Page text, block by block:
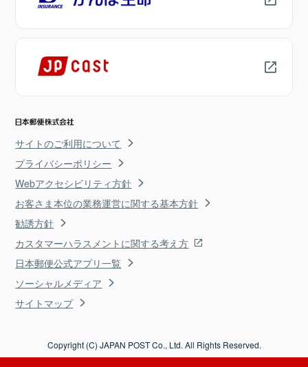
サイトのご利用について
プライバシーポリシー
Webアクセシビリティ方針
お客さま本位の業務運営に関する基本方針
勧誘方針
カスタマーハラスメントに関する考え方
日本郵便公式アプリ一覧
ソーシャルメディア
サイトマップ
Copyright (C) JAPAN POST Co., Ltd. All Rights Reserved.